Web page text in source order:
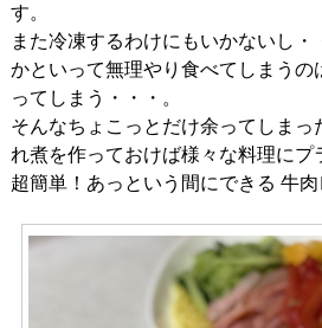
す。
また冷凍するわけにもいかないし・
かといって無理やり食べてしまうの
ってしまう・・・。
そんなちょこっとだけ余ってしまっ
れ煮を作っておけば様々な料理にプ
超簡単！あっという間にできる 牛肉